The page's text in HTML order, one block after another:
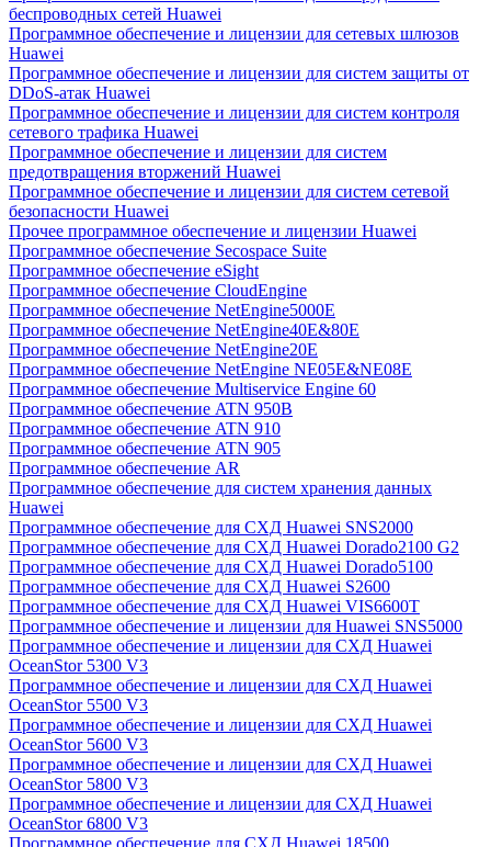
беспроводных сетей Huawei
Программное обеспечение и лицензии для сетевых шлюзов
Huawei
Программное обеспечение и лицензии для систем защиты от
DDoS-атак Huawei
Программное обеспечение и лицензии для систем контроля
сетевого трафика Huawei
Программное обеспечение и лицензии для систем
предотвращения вторжений Huawei
Программное обеспечение и лицензии для систем сетевой
безопасности Huawei
Прочее программное обеспечение и лицензии Huawei
Программное обеспечение Secospace Suite
Программное обеспечение eSight
Программное обеспечение CloudEngine
Программное обеспечение NetEngine5000E
Программное обеспечение NetEngine40E&80E
Программное обеспечение NetEngine20E
Программное обеспечение NetEngine NE05E&NE08E
Программное обеспечение Multiservice Engine 60
Программное обеспечение ATN 950B
Программное обеспечение ATN 910
Программное обеспечение ATN 905
Программное обеспечение AR
Программное обеспечение для систем хранения данных
Huawei
Программное обеспечение для СХД Huawei SNS2000
Программное обеспечение для СХД Huawei Dorado2100 G2
Программное обеспечение для СХД Huawei Dorado5100
Программное обеспечение для СХД Huawei S2600
Программное обеспечение для СХД Huawei VIS6600T
Программное обеспечение и лицензии для Huawei SNS5000
Программное обеспечение и лицензии для СХД Huawei
OceanStor 5300 V3
Программное обеспечение и лицензии для СХД Huawei
OceanStor 5500 V3
Программное обеспечение и лицензии для СХД Huawei
OceanStor 5600 V3
Программное обеспечение и лицензии для СХД Huawei
OceanStor 5800 V3
Программное обеспечение и лицензии для СХД Huawei
OceanStor 6800 V3
Программное обеспечение для СХД Huawei 18500